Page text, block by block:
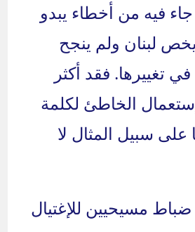
فيه من أخطاء يبدو
لبنان ولم ينجح
تغييرها. فقد أكثر
الخاطئ لكلمة
على سبيل المثال لا
مسيحيين للإغتيال